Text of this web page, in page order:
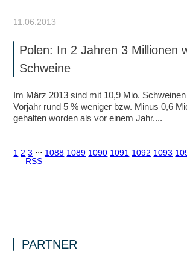
11.06.2013
Polen: In 2 Jahren 3 Millionen
Schweine
Im März 2013 sind mit 10,9 Mio.
Vorjahr rund 5 % weniger bzw. Minus 0,6
gehalten worden als vor einem Jahr....
1 2 3 ⋅⋅⋅ 1088 1089 1090 1091 1092 1093
RSS
PARTNER